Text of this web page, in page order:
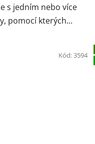
s jedním nebo více
pomocí kterých...
Kód:3594